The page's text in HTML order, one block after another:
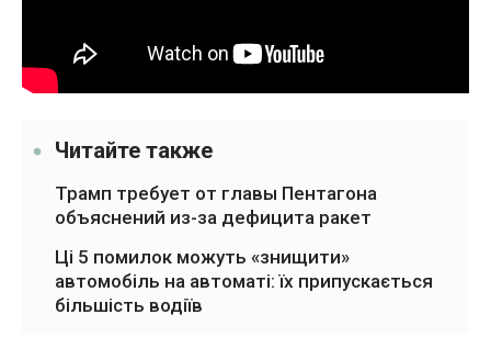
Читайте также
Трамп требует от главы Пентагона
объяснений из-за дефицита ракет
Ці 5 помилок можуть «знищити»
автомобіль на автоматі: їх припускається
більшість водіїв